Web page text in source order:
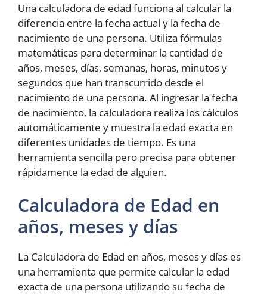
Una calculadora de edad funciona al calcular la
diferencia entre la fecha actual y la fecha de
nacimiento de una persona. Utiliza fórmulas
matemáticas para determinar la cantidad de
años, meses, días, semanas, horas, minutos y
segundos que han transcurrido desde el
nacimiento de una persona. Al ingresar la fecha
de nacimiento, la calculadora realiza los cálculos
automáticamente y muestra la edad exacta en
diferentes unidades de tiempo. Es una
herramienta sencilla pero precisa para obtener
rápidamente la edad de alguien.
Calculadora de Edad en
años, meses y días
La Calculadora de Edad en años, meses y días es
una herramienta que permite calcular la edad
exacta de una persona utilizando su fecha de